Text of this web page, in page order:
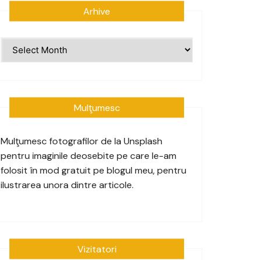
Arhive
Mulţumesc
Mulţumesc fotografilor de la Unsplash
pentru imaginile deosebite pe care le-am
folosit în mod gratuit pe blogul meu, pentru
ilustrarea unora dintre articole.
Vizitatori